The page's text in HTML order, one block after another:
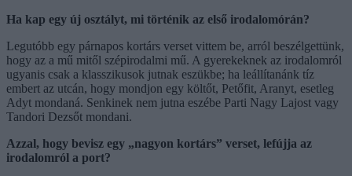
Ha kap egy új osztályt, mi történik az első irodalomórán?
Legutóbb egy párnapos kortárs verset vittem be, arról beszélgettünk,
hogy az a mű mitől szépirodalmi mű. A gyerekeknek az irodalomról
ugyanis csak a klasszikusok jutnak eszükbe; ha leállítanánk tíz
embert az utcán, hogy mondjon egy költőt, Petőfit, Aranyt, esetleg
Adyt mondaná. Senkinek nem jutna eszébe Parti Nagy Lajost vagy
Tandori Dezsőt mondani.
Azzal, hogy bevisz egy „nagyon kortárs” verset, lefújja az
irodalomról a port?